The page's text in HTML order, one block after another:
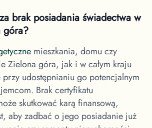
brak posiadania świadectwa w
góra?
mieszkania, domu czy
Zielona góra, jak i w całym kraju
udostępnianiu go potencjalnym
Brak certyfikatu
skutkować karą finansową,
aby zadbać o jego posiadanie już